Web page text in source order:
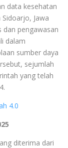
data kesehatan
Jawa
pengawasan
dalam
sumber daya
sejumlah
yang telah
4.0
diterima dari